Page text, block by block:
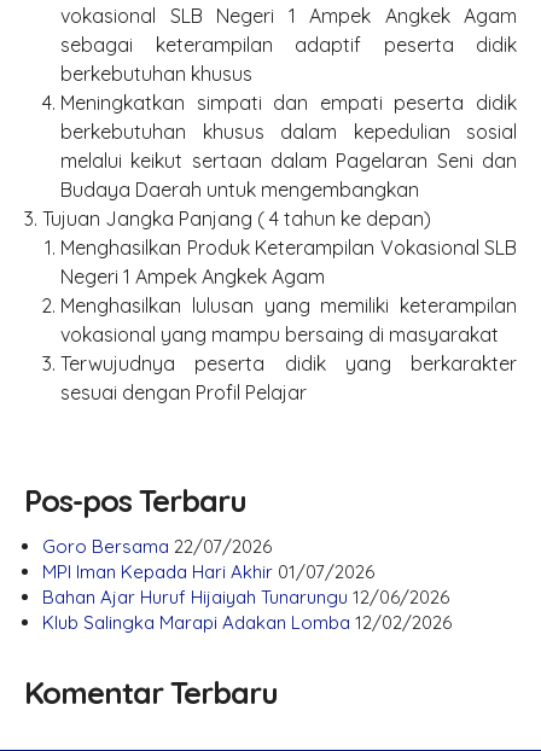
vokasional SLB Negeri 1 Ampek Angkek Agam
sebagai keterampilan adaptif peserta didik
berkebutuhan khusus
Meningkatkan simpati dan empati peserta didik
berkebutuhan khusus dalam kepedulian sosial
melalui keikut sertaan dalam Pagelaran Seni dan
Budaya Daerah untuk mengembangkan
Tujuan Jangka Panjang ( 4 tahun ke depan)
Menghasilkan Produk Keterampilan Vokasional SLB
Negeri 1 Ampek Angkek Agam
Menghasilkan lulusan yang memiliki keterampilan
vokasional yang mampu bersaing di masyarakat
Terwujudnya peserta didik yang berkarakter
sesuai dengan Profil Pelajar
Pos-pos Terbaru
Goro Bersama 22/07/2026
MPI Iman Kepada Hari Akhir 01/07/2026
Bahan Ajar Huruf Hijaiyah Tunarungu 12/06/2026
Klub Salingka Marapi Adakan Lomba 12/02/2026
Komentar Terbaru